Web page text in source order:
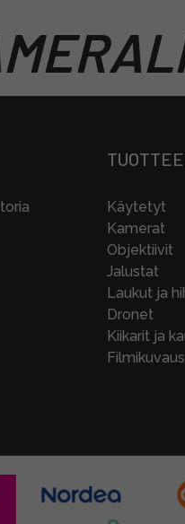
Käytetyt
Kamerat
Objektiivit
Jalustat
Laukut ja
Dronet
Kiikarit ja
Filmikuvaus